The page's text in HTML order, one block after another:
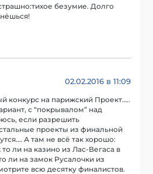
безумие. Долго
02.02.2016 в 11:09
конкурс на парижский Проект…..
с “покрывалом” над
если разрешить
проекты из финальной
А там не всё так хорошо:
ли на казино из Лас-Вегаса в
ли на замок Русалочки из
всю десятку финалистов.